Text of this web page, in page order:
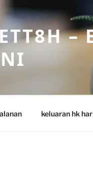
–
keluaran hk